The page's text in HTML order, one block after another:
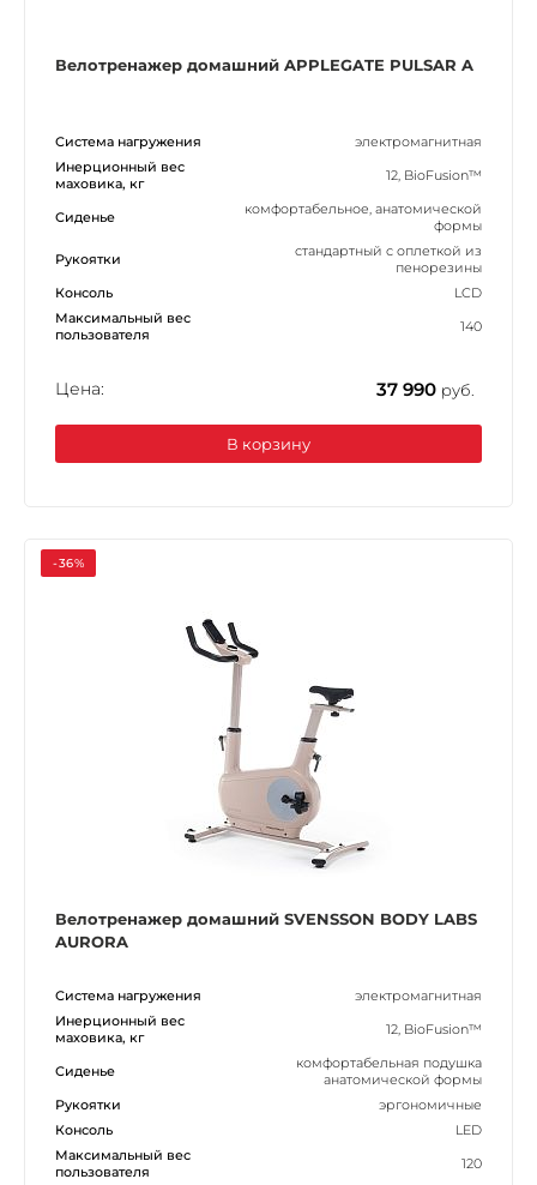
Велотренажер домашний APPLEGATE PULSAR A
Система нагружения
электромагнитная
Инерционный вес
маховика, кг
12, BioFusion™
Сиденье
комфортабельное, анатомической
формы
Рукоятки
стандартный с оплеткой из
пенорезины
Консоль
LCD
Максимальный вес
пользователя
140
Цена: 37 990 руб.
В корзину
-36%
Велотренажер домашний SVENSSON BODY LABS
AURORA
Система нагружения
электромагнитная
Инерционный вес
маховика, кг
12, BioFusion™
Сиденье
комфортабельная подушка
анатомической формы
Рукоятки
эргономичные
Консоль
LED
Максимальный вес
пользователя
120